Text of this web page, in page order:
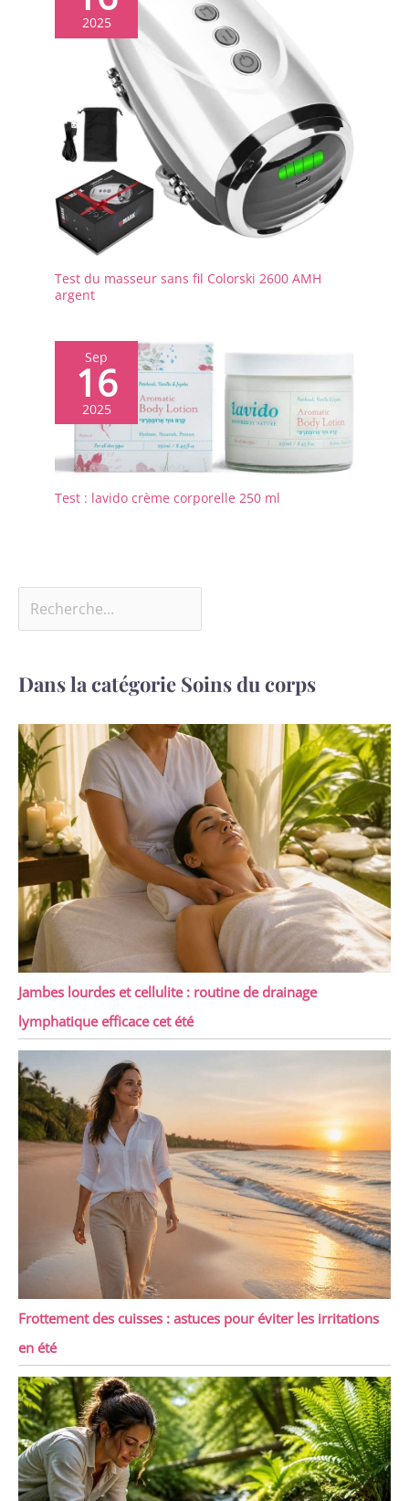
2025
Test du masseur sans fil Colorski 2600 AMH
argent
Sep
16
2025
Test : lavido crème corporelle 250 ml
Dans la catégorie Soins du corps
Jambes lourdes et cellulite : routine de drainage
lymphatique efficace cet été
Frottement des cuisses : astuces pour éviter les irritations
en été